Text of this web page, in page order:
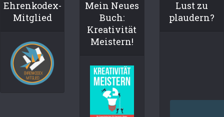
Ehrenkodex-
Mitglied
Mein Neues
Buch:
Kreativität
Meistern!
Lust zu
plaudern?